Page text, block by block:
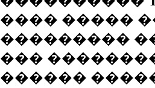
���� �����
���������
���
������